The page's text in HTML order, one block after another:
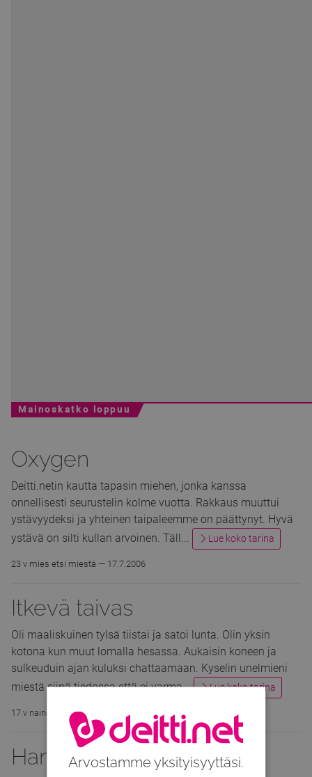
Mainoskatko loppuu
Oxygen
Deitti.netin kautta tapasin miehen, jonka kanssa
onnellisesti seurustelin kolme vuotta. Rakkaus muuttui
ystävyydeksi ja yhteinen taipaleemme on päättynyt. Hyvä
ystävä on silti kullan arvoinen. Täll...
Lue koko tarina
23 v mies etsi miestä — 17.7.2006
Itkevä taivas
Oli maaliskuinen tylsä tiistai ja satoi lunta. Olin yksin
kotona kun muut lomalla hesassa. Aukaisin koneen ja
sulkeuduin ajan kuluksi chattaamaan. Kyselin unelmieni
miestä siinä tiedossa että ei varma...
Lue koko tarina
17 v nainen etsi miestä — 16.7.2006
HannaMariArvostamme yksityisyyttäsi.